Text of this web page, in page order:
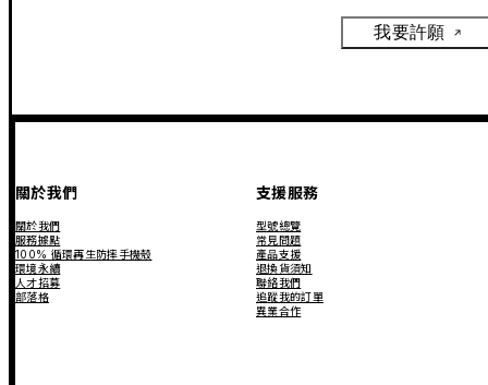
我要許願
關於我們
關於我們
服務據點
100% 循環再生防摔手機殼
環境永續
人才招募
部落格
支援服務
型號總覽
常見問題
產品支援
退換貨須知
聯絡我們
追蹤我的訂單
異業合作